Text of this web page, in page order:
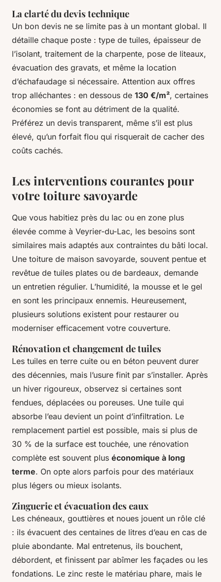
La clarté du devis technique
Un bon devis ne se limite pas à un montant global. Il
détaille chaque poste : type de tuiles, épaisseur de
l’isolant, traitement de la charpente, pose de liteaux,
évacuation des gravats, et même la location
d’échafaudage si nécessaire. Attention aux offres
trop alléchantes : en dessous de 130 €/m², certaines
économies se font au détriment de la qualité.
Préférez un devis transparent, même s’il est plus
élevé, qu’un forfait flou qui risquerait de cacher des
coûts cachés.
Les interventions courantes pour
votre toiture savoyarde
Que vous habitiez près du lac ou en zone plus
élevée comme à Veyrier-du-Lac, les besoins sont
similaires mais adaptés aux contraintes du bâti local.
Une toiture de maison savoyarde, souvent pentue et
revêtue de tuiles plates ou de bardeaux, demande
un entretien régulier. L’humidité, la mousse et le gel
en sont les principaux ennemis. Heureusement,
plusieurs solutions existent pour restaurer ou
moderniser efficacement votre couverture.
Rénovation et changement de tuiles
Les tuiles en terre cuite ou en béton peuvent durer
des décennies, mais l’usure finit par s’installer. Après
un hiver rigoureux, observez si certaines sont
fendues, déplacées ou poreuses. Une tuile qui
absorbe l’eau devient un point d’infiltration. Le
remplacement partiel est possible, mais si plus de
30 % de la surface est touchée, une rénovation
complète est souvent plus économique à long
terme. On opte alors parfois pour des matériaux
plus légers ou mieux isolants.
Zinguerie et évacuation des eaux
Les chéneaux, gouttières et noues jouent un rôle clé
: ils évacuent des centaines de litres d’eau en cas de
pluie abondante. Mal entretenus, ils bouchent,
débordent, et finissent par abîmer les façades ou les
fondations. Le zinc reste le matériau phare, mais le